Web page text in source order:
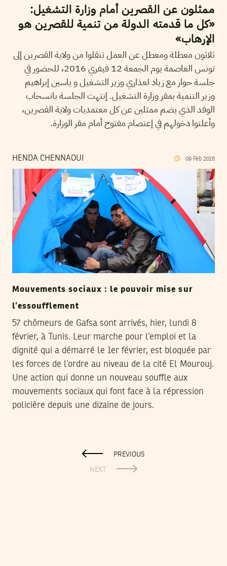
ممثلون عن القصرين أمام وزارة التشغيل:
«كل ما قدمته الدولة من تنمية للقصرين هو
الإرهاب»
ثلاثون معطلة ومعطل عن العمل تنقلوا من ولاية القصرين إلى
تونس العاصمة يوم الجمعة 12 فيفري 2016، للحضور في
جلسة حوار مع زياد لعذاري وزير التشغيل و ياسين إبراهيم
وزير التنمية بمقر وزارة التشغيل. إنتهت الجلسة بانسحاب
الوفد الذي يضم ممثلين عن كل معتمديات ولاية القصرين،
وأعلنوا دخولهم في إعتصام مفتوح أمام مقر الوزارة.
HENDA CHENNAOUI 09 Feb 2016
Mouvements sociaux : le pouvoir mise sur
l’essoufflement
57 chômeurs de Gafsa sont arrivés, hier, lundi 8
février, à Tunis. Leur marche pour l’emploi et la
dignité qui a démarré le 1er février, est bloquée par
les forces de l’ordre au niveau de la cité El Mourouj.
Une action qui donne un nouveau souffle aux
mouvements sociaux qui font face à la répression
policière depuis une dizaine de jours.
PREVIOUS
NEXT